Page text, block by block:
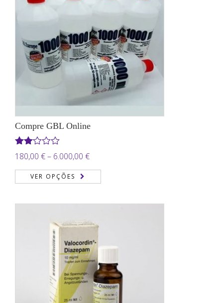
Compre GBL Online
Avaliação
2.00
de 5
180,00 €– 6.000,00 €Price
range:
180,00 €
VER OPÇÕES